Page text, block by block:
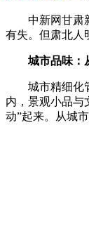
中新网甘肃新
有失。但肃北人
城市品味：
城市精细化管
内，景观小品与
动”起来。从城